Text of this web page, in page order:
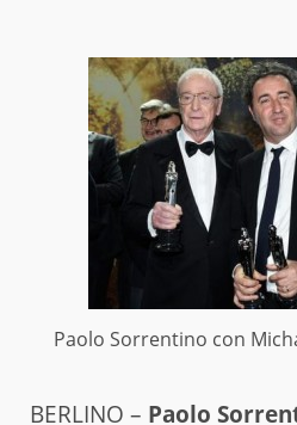
Paolo Sorrentino con
BERLINO – Paolo